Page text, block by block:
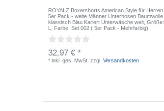
ROYALZ Boxershorts American Style für Herren
5er Pack - weite Männer Unterhosen Baumwolle
klassisch Blau Kariert Unterwäsche weit , Größe:
L
, Farbe: Set 002 ( 5er Pack - Mehrfarbig)
32,97 € *
*inkl. ges. MwSt. zzgl.Versandkosten